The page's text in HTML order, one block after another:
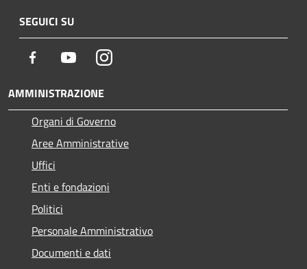
SEGUICI SU
Facebook YoutubeInstagram
AMMINISTRAZIONE
Organi di Governo
Aree Amministrative
Uffici
Enti e fondazioni
Politici
Personale Amministrativo
Documenti e dati